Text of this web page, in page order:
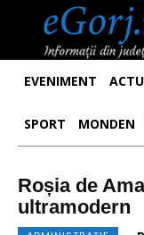
EVENIMENT
SPORT MONDEN
Roșia de
ultramodern